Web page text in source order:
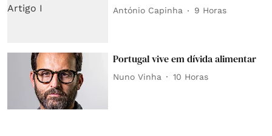
António Capinha 9 Horas
Portugal vive em dívida alimentar
Nuno Vinha 10 Horas